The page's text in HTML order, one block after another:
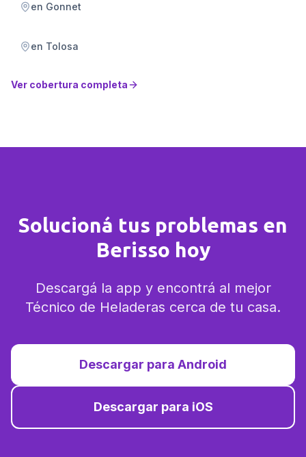
en Gonnet
en Tolosa
Ver cobertura completa
Solucioná tus problemas en
Berisso hoy
Descargá la app y encontrá al mejor
Técnico de Heladeras cerca de tu casa.
Descargar para Android
Descargar para iOS